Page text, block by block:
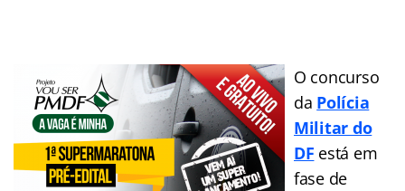
O concurso
da Polícia
Militar do
DF está em
fase de